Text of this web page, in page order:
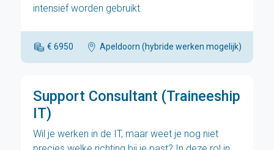
intensief worden gebruikt.
€ 6950 Apeldoorn (hybride werken mogelijk)
Support Consultant (Traineeship
IT)
Wil je werken in de IT, maar weet je nog niet